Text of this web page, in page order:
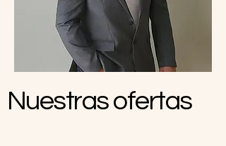
Nuestras ofertas